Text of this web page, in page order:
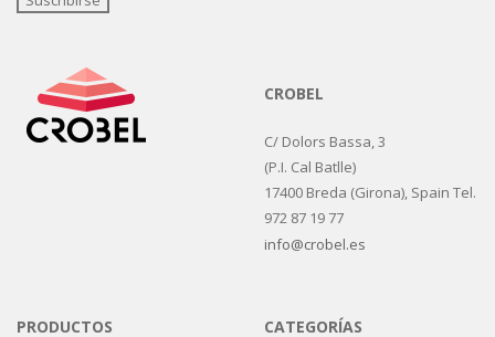
CROBEL
C/ Dolors Bassa, 3
(P.I. Cal Batlle)
17400 Breda (Girona), Spain Tel.
972 87 19 77
info@crobel.es
PRODUCTOS CATEGORÍAS